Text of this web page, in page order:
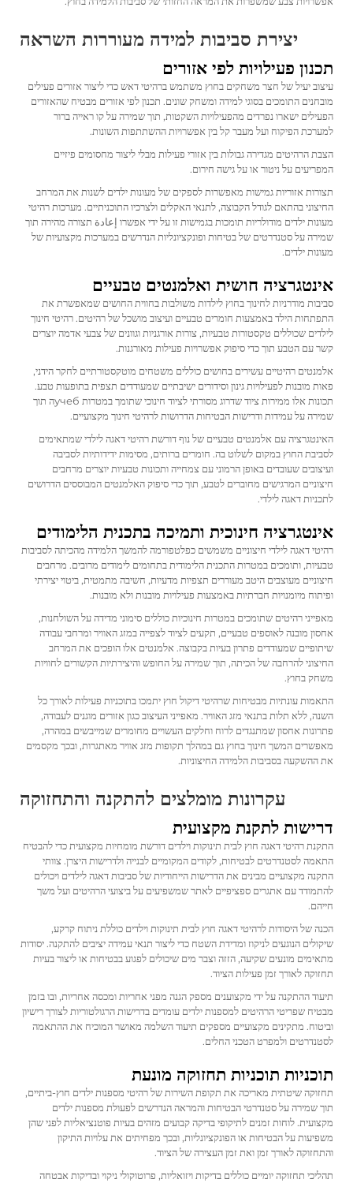
יצירת סביבות למידה מעוררות השראה
תכנון פעילויות לפי אזורים
עיצוב יעיל של חצר משחקים בחוץ משתמש ברהיטי דאש כדי ליצור אזורים פעילים
מובחנים התומכים בסוגי למידה ומשחק שונים. תכנון לפי אזורים מבטיח שהאזורים
הפעילים ישארו נפרדים מהפעילויות השקטות, תוך שמירה על קו ראייה ברור
למערכת הפיקוח ועל מעבר קל בין אפשרויות ההשתתפות השונות.
הצבת הרהיטים מגדירה גבולות בין אזורי פעילות מבלי ליצור מחסומים פיזיים
המפריעים על ניטור או על גישה חירום.
תצורות אזוריות גמישות מאפשרות לספקים של מעונות ילדים לשנות את המרחב
החיצוני בהתאם לגודל הקבוצה, לתנאי האקלים ולצרכיו התוכניתיים. מערכות רהיטי
מעונות ילדים מודולריות תומכות בגמישות זו על ידי אפשרו إعادة תצורה מהירה תוך
שמירה על סטנדרטים של בטיחות ופונקציונליות הנדרשים במערכות מקצועיות של
מעונות ילדים.
אינטגרציה חושית ואלמנטים טבעיים
סביבות מודרניות לחינוך בחוץ לילדות משולבות בחווית החושים שמאפשרת את
התפתחות הילד באמצעות חומרים טבעיים ועיצוב מושכל של רהיטים. רהיטי חינוך
לילדים שכוללים טקסטורות טבעיות, צורות אורגניות וגוונים של צבעי אדמה יוצרים
קשר עם הטבע תוך כדי סיפוק אפשרויות פעילות מאורגנות.
אלמנטים רהיטיים עשירים בחושים כוללים משטחים מוטקסטורתיים לחקר הידני,
פאות מובנות לפעילויות גינון וסידורים ישיבתיים שמעודדים תצפית בתופעות טבע.
תכונות אלו ממירות ציוד שדרוג מסורתי לציוד חינוכי שתומך במטרות учебה תוך
שמירה על עמידות ודרישות הבטיחות הדרושות לרהיטי חינוך מקצועיים.
האינטגרציה עם אלמנטים טבעיים של נוף דורשת רהיטי דאגה לילדי שמתאימים
לסביבת החוץ במקום לשלוט בה. חומרים ברותים, מסימות ידידותיות לסביבה
ועיצובים שעובדים באופן הרמוני עם צמחייה ותכונות טבעיות יוצרים מרחבים
חיצוניים המרגישים מחוברים לטבע, תוך כדי סיפוק האלמנטים המבוססים הדרושים
לתכניות דאגה לילדי.
אינטגרציה חינוכית ותמיכה בתכנית הלימודים
רהיטי דאגה לילדי חיצוניים משמשים כפלטפורמה להמשך הלמידה מהכיתה לסביבות
טבעיות, ותומכים במטרות התכנית הלימודית בתחומים לימודים מרובים. מרחבים
חיצוניים מעוצבים היטב מעוררים תצפיות מדעיות, חשיבה מתמטית, ביטוי יצירתי
ופיתוח מיומנויות חברתיות באמצעות פעילויות מובנות ולא מובנות.
מאפייני רהיטים שתומכים במטרות חינוכיות כוללים סימוני מדידה על השולחנות,
אחסון מובנה לאוספים טבעיים, תקעים לציוד לצפייה במזג האוויר ומרחבי עבודה
שיתופיים שמעודדים פתרון בעיות בקבוצה. אלמנטים אלו הופכים את המרחב
החיצוני להרחבה של הכיתה, תוך שמירה על החופש והיצירתיות הקשורים לחוויות
משחק בחוץ.
התאמות עונתיות מבטיחות שרהיטי דיקול חוץ יתמכו בתוכניות פעילות לאורך כל
השנה, ללא תלות בתנאי מזג האוויר. מאפייני העיצוב כגון אזורים מוגנים לעבודה,
פתרונות אחסון שמתנגדים לרוח וחלקים העשויים מחומרים שמייבשים במהרה,
מאפשרים המשך חינוך בחוץ גם במהלך תקופות מזג אוויר מאתגרות, ובכך מקסמים
את ההשקעה בסביבות הלמידה החיצוניות.
עקרונות מומלצים להתקנה והתחזוקה
דרישות לתקנת מקצועית
התקנת רהיטי דאגה חוץ לבית תינוקות וילדים דורשת מומחיות מקצועית כדי להבטיח
התאמה לסטנדרטים לבטיחות, לקודים המקומיים לבנייה ולדרישות היצרן. צוותי
התקנה מקצועיים מבינים את הדרישות הייחודיות של סביבות דאגה לילדים ויכולים
להתמודד עם אתגרים ספציפיים לאתר שמשפיעים על ביצועי הרהיטים ועל משך
חייהם.
הכנה של היסודות לרהיטי דאגה חוץ לבית תינוקות וילדים כוללת ניתוח קרקע,
שיקולים הנוגעים לניקוז ומדידת השטח כדי ליצור תנאי עמידה יציבים להתקנה. יסודות
מתאימים מונעים שקיעה, הזזה וצבר מים שיכולים לפגוע בבטיחות או ליצור בעיות
תחזוקה לאורך זמן פעילות הציוד.
תיעוד ההתקנה על ידי מקצוענים מספק הגנה מפני אחריות ומכסה אחריות, ובו בזמן
מבטיח שפריטי הרהיטים למספנות ילדים עומדים בדרישות הרגולטוריות לצורך רישיון
וביטוח. מתקינים מקצועיים מספקים תיעוד השלמה מאושר המוכיח את ההתאמה
לסטנדרטים ולמפרט הטכני החלים.
תוכניות תוכניות תחזוקה מונעת
תחזוקה שיטתית מאריכה את תקופת השירות של רהיטי מספנות ילדים חוץ-ביתיים,
תוך שמירה על סטנדרטי הבטיחות והמראה הנדרשים לפעולת מספנות ילדים
מקצועית. לוחות זמנים לתיקופי בדיקה קבועים מזהים בעיות פוטנציאליות לפני שהן
משפיעות על הבטיחות או הפונקציונליות, ובכך מפחיתים את עלויות התיקון
והתחזוקה לאורך זמן ואת זמן העצירה של הציוד.
תהליכי תחזוקה יומיים כוללים בדיקות ויזואליות, פרוטוקולי ניקוי ובדיקות אבטחה